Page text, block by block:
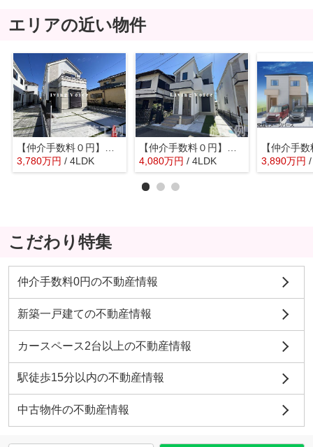
エリアの近い物件
【仲介手数料０円】座間市四ツ谷 新築一戸建て
3,780万円 / 4LDK
【仲介手数料０円】座間市ひばりが丘2丁目15期 新築一戸建て
4,080万円 / 4LDK 3,890万円
こだわり特集
仲介手数料0円の不動産情報
新築一戸建ての不動産情報
カースペース2台以上の不動産情報
駅徒歩15分以内の不動産情報
中古物件の不動産情報